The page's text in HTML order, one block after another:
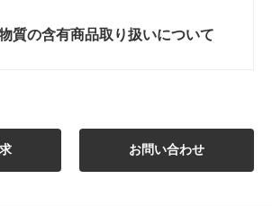
質の含有商品取り扱いについて
お問い合わせ